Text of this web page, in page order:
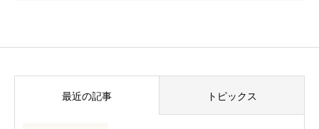
最近の記事 トピックス